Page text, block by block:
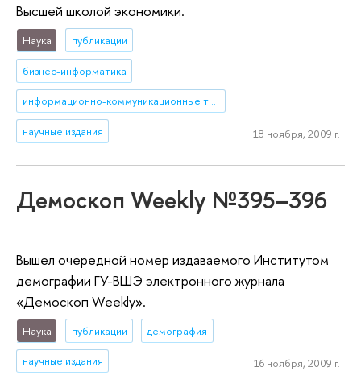
Высшей школой экономики.
Наука публикации
бизнес-информатика
информационно-коммуникационные технологии
научные издания 18 ноября, 2009 г.
Демоскоп Weekly №395–396
Вышел очередной номер издаваемого Институтом
демографии ГУ-ВШЭ электронного журнала
«Демоскоп Weekly».
Наука публикации демография
научные издания 16 ноября, 2009 г.